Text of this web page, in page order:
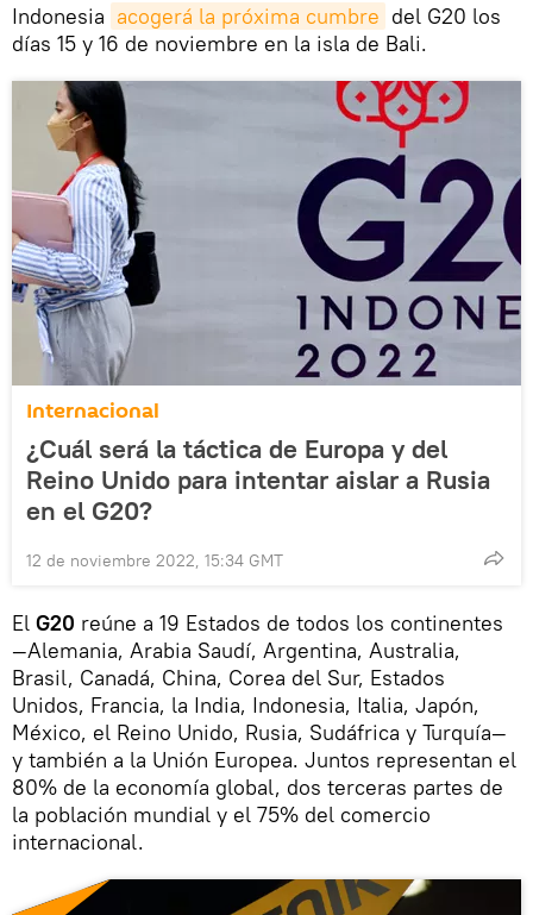
Indonesia acogerá la próxima cumbre del G20 los
días 15 y 16 de noviembre en la isla de Bali.
Internacional
¿Cuál será la táctica de Europa y del
Reino Unido para intentar aislar a Rusia
en el G20?
12 de noviembre 2022, 15:34 GMT
El G20 reúne a 19 Estados de todos los continentes
—Alemania, Arabia Saudí, Argentina, Australia,
Brasil, Canadá, China, Corea del Sur, Estados
Unidos, Francia, la India, Indonesia, Italia, Japón,
México, el Reino Unido, Rusia, Sudáfrica y Turquía—
y también a la Unión Europea. Juntos representan el
80% de la economía global, dos terceras partes de
la población mundial y el 75% del comercio
internacional.